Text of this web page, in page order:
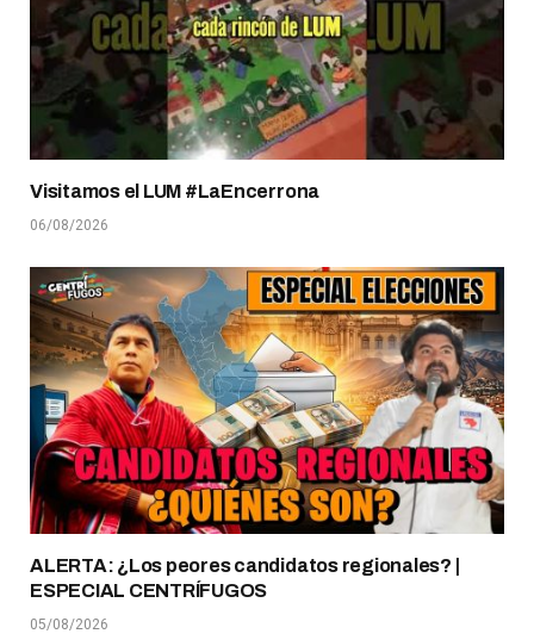
Visitamos el LUM #LaEncerrona
06/08/2026
ALERTA: ¿Los peores candidatos regionales? |
ESPECIAL CENTRÍFUGOS
05/08/2026